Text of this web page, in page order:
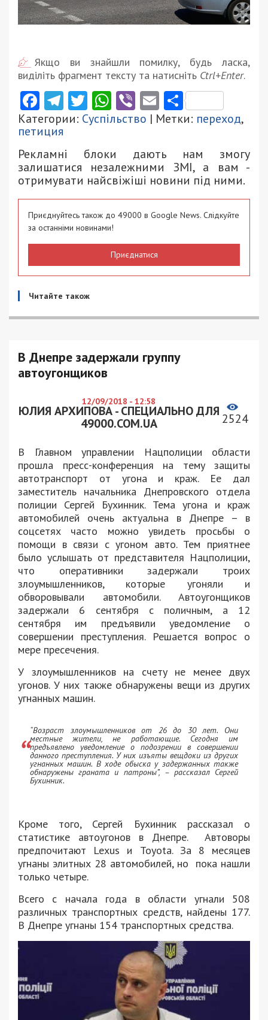
Якщо ви знайшли помилку, будь ласка,
виділіть фрагмент тексту та натисніть Ctrl+Enter.
Facebook
Telegram
Twitter
WhatsApp
ViberEmail
Категории: Суспільство | Метки: переход,
петиция
Рекламні блоки дають нам змогу
залишатися незалежними ЗМІ, а вам -
отримувати найсвіжіші новини під ними.
Приєднуйтесь також до 49000 в Google News. Слідкуйте
за останніми новинами!
Приєднатися
Читайте також
В Днепре задержали группу
автоугонщиков
12/09/2018 - 12:58
ЮЛИЯ АРХИПОВА - СПЕЦИАЛЬНО ДЛЯ
49000.COM.UA
2524
В Главном управлении Нацполиции области
прошла пресс-конференция на тему защиты
автотранспорт от угона и краж. Ее дал
заместитель начальника Днепровского отдела
полиции Сергей Бухинник. Тема угона и краж
автомобилей очень актуальна в Днепре – в
соцсетях часто можно увидеть просьбы о
помощи в связи с угоном авто. Тем приятнее
было услышать от представителя Нацполиции,
что оперативники задержали троих
злоумышленников, которые угоняли и
обворовывали автомобили. Автоугонщиков
задержали 6 сентября с поличным, а 12
сентября им предъявили уведомление о
совершении преступления. Решается вопрос о
мере пресечения.
У злоумышленников на счету не менее двух
угонов. У них также обнаружены вещи из других
угнанных машин.
“Возраст злоумышленников от 26 до 30 лет. Они
местные жители, не работающие. Сегодня им
предъявлено уведомление о подозрении в совершении
данного преступления. У них изъяты вещдоки из других
угнанных машин. В ходе обыска у задержанных также
обнаружены граната и патроны”, – рассказал Сергей
Бухинник.
Кроме того, Сергей Бухинник рассказал о
статистике автоугонов в Днепре. Автоворы
предпочитают Lexus и Toyota. За 8 месяцев
угнаны элитных 28 автомобилей, но пока нашли
только четыре.
Всего с начала года в области угнали 508
различных транспортных средств, найдены 177.
В Днепре угнаны 154 транспортных средства.